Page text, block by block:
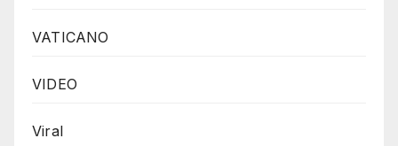
VATICANO
VIDEO
Viral